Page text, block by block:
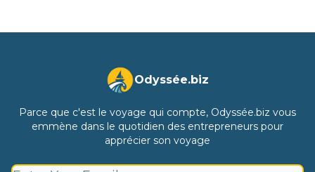
Odyssée.biz
Parce que c'est le voyage qui compte, Odyssée.biz vous
emmène dans le quotidien des entrepreneurs pour
apprécier son voyage